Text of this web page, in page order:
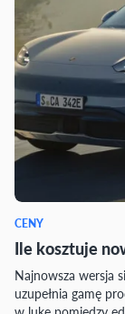
CENY
Ile kosztuje
Najnowsza wersja
uzupełnia gamę